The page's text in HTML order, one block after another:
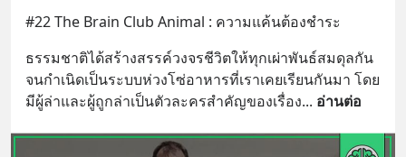
#22 The Brain Club Animal : ความแค้นต้องชำระ
ธรรมชาติได้สร้างสรรค์วงจรชีวิตให้ทุกเผ่าพันธ์สมดุลกัน
จนกำเนิดเป็นระบบห่วงโซ่อาหารที่เราเคยเรียนกันมา โดย
มีผู้ล่าและผู้ถูกล่าเป็นตัวละครสำคัญของเรื่อง... อ่านต่อ